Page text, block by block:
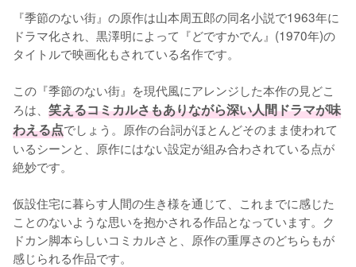
『季節のない街』の原作は山本周五郎の同名小説で1963年に
ドラマ化され、黒澤明によって『どですかでん』(1970年)の
タイトルで映画化もされている名作です。
この『季節のない街』を現代風にアレンジした本作の見どこ
ろは、 笑えるコミカルさもありながら深い人間ドラマが味
わえる点でしょう。原作の台詞がほとんどそのまま使われて
いるシーンと、原作にはない設定が組み合わされている点が
絶妙です。
仮設住宅に暮らす人間の生き様を通じて、これまでに感じた
ことのないような思いを抱かされる作品となっています。ク
ドカン脚本らしいコミカルさと、原作の重厚さのどちらもが
感じられる作品です。